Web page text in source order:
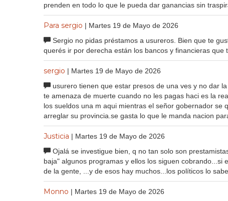
prenden en todo lo que le pueda dar ganancias sin
Para sergio | Martes 19 de Mayo de 2026
Sergio no pidas préstamos a usureros. Bien que te
querés ir por derecha están los bancos y financieras que
sergio | Martes 19 de Mayo de 2026
usurero tienen que estar presos de una ves y no dar
te amenaza de muerte cuando no les pagas haci es la
los sueldos una m aqui mientras el señor gobernador se
arreglar su provincia.se gasta lo que le manda nacion
Justicia | Martes 19 de Mayo de 2026
Ojalá se investigue bien, q no tan solo son
baja" algunos programas y ellos los siguen cobrando...si
de la gente, ...y de esos hay muchos...los políticos lo
Monno | Martes 19 de Mayo de 2026